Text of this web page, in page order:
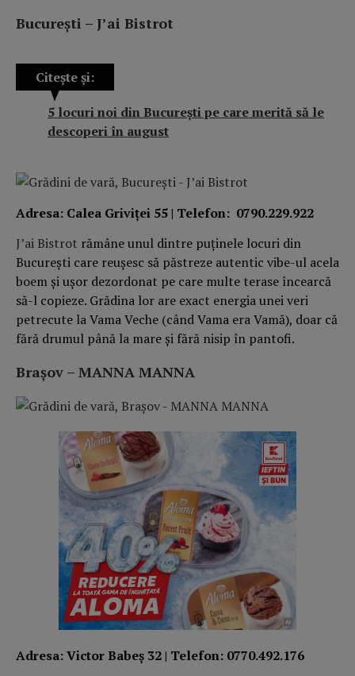
București – J’ai Bistrot
Citește și:
5 locuri noi din București pe care merită să le
descoperi în august
Adresa: Calea Griviței 55 | Telefon: 0790.229.922
J’ai Bistrot rămâne unul dintre puținele locuri din
București care reușesc să păstreze autentic vibe-ul acela
boem și ușor dezordonat pe care multe terase încearcă
să-l copieze. Grădina lor are exact energia unei veri
petrecute la Vama Veche (când Vama era Vamă), doar că
fără drumul până la mare și fără nisip în pantofi.
Brașov – MANNA MANNA
Adresa: Victor Babeș 32 | Telefon: 0770.492.176